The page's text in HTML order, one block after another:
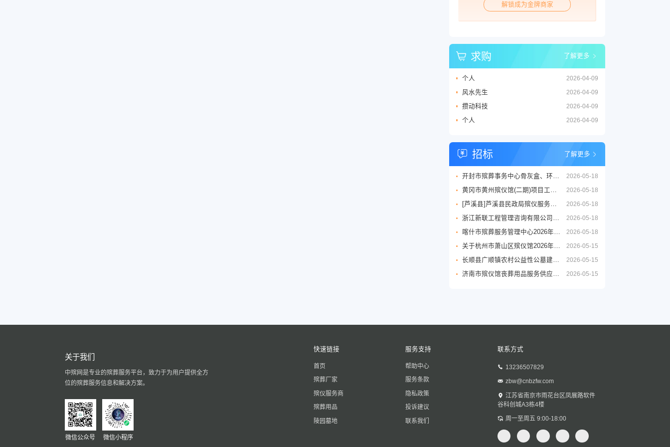
解锁成为金牌商家
求购 了解更多
2026-04-09
个人
2026-04-09
风水先生
2026-04-09
攒动科技
2026-04-09
个人
招标 了解更多
2026-05-18
开封市殡葬事务中心骨灰盒、环保棺等丧葬用品供应商采购项目三标段招标公告
2026-05-18
黄冈市黄州殡仪馆(二期)项目工程设计服务竞争性磋商征求意见公告
2026-05-18
[芦溪县]芦溪县民政局殡仪服务劳务外包项目
2026-05-18
浙江新联工程管理咨询有限公司关于嘉兴市公墓2026年度铜质逝者铭牌制作服务项目的竞争性磋商公告
2026-05-18
喀什市殡葬服务管理中心2026年度殡葬用品采购项目公开招标公告
2026-05-15
关于杭州市萧山区殡仪馆2026年至2029年物业管理服务政府采购项目的公开招标公告
2026-05-15
长顺县广顺镇农村公益性公墓建设项目
2026-05-15
济南市殡仪馆丧葬用品服务供应商采购项目公开招标招标公告
关于我们
中殡网是专业的殡葬服务平台，致力于为用户提供全方
位的殡葬服务信息和解决方案。
微信公众号 微信小程序
快速链接
首页
殡葬厂家
殡仪服务商
殡葬用品
陵园墓地
服务支持
帮助中心
服务条款
隐私政策
投诉建议
联系我们
联系方式
13236507829
zbw@cnbzfw.com
江苏省南京市雨花台区凤展路软件
谷科创城A3栋4楼
周一至周五 9:00-18:00